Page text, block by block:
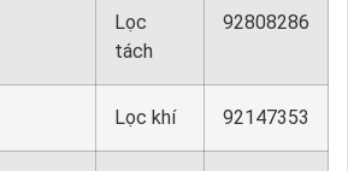
Lọc
tách
92808286
Lọc khí 92147353